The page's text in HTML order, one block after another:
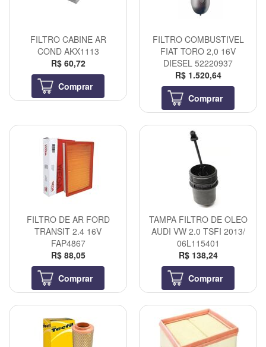
FILTRO CABINE AR
COND AKX1113
R$ 60,72
Comprar
FILTRO COMBUSTIVEL
FIAT TORO 2,0 16V
DIESEL 52220937
R$ 1.520,64
Comprar
FILTRO DE AR FORD
TRANSIT 2.4 16V
FAP4867
R$ 88,05
Comprar
TAMPA FILTRO DE OLEO
AUDI VW 2.0 TSFI 2013/
06L115401
R$ 138,24
Comprar